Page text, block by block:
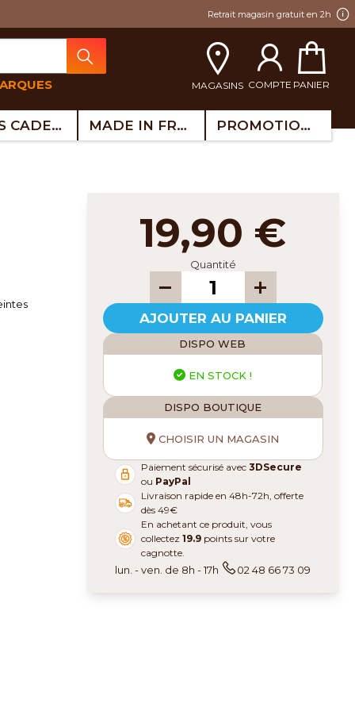
Retrait magasin gratuit en 2h
MAGASINS COMPTE PANIER
IDÉES CADEAUX MADE IN FRANCE PROMOTIONS
19,90 €
Quantité
AJOUTER AU PANIER
DISPO WEB
EN STOCK !
DISPO BOUTIQUE
CHOISIR UN MAGASIN
Paiement sécurisé avec3DSecure
ou PayPal
Livraison rapide en 48h-72h, offerte
dès 49€
En achetant ce produit, vous
collectez19.9 points sur votre
cagnotte.
lun. - ven. de 8h - 17h 02 48 66 73 09